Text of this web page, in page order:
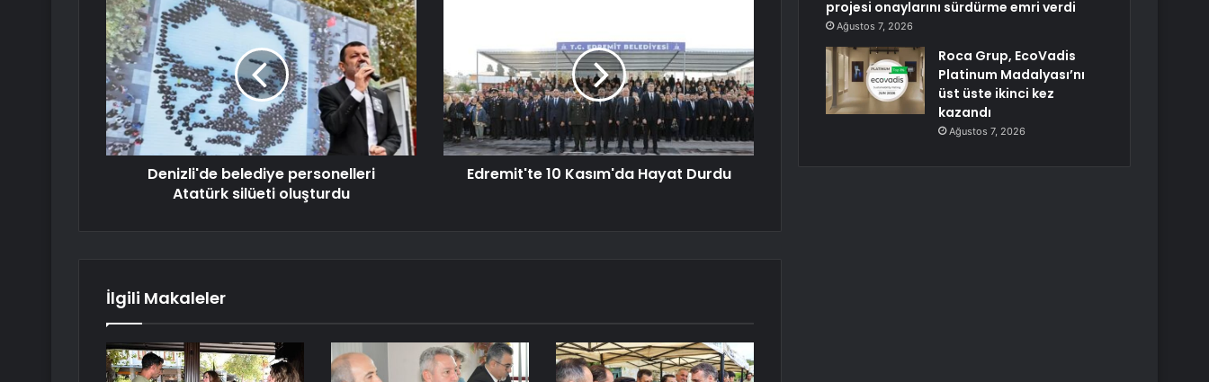
Denizli'de belediye personelleri
Atatürk silüeti oluşturdu
Edremit'te 10 Kasım'da Hayat Durdu
İlgili Makaleler
projesi onaylarını sürdürme emri verdi
Ağustos 7, 2026
Roca Grup, EcoVadis
Platinum Madalyası’nı
üst üste ikinci kez
kazandı
Ağustos 7, 2026